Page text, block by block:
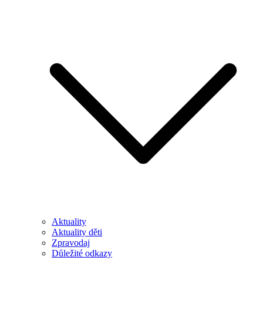
Aktuality
Aktuality děti
Zpravodaj
Důležité odkazy